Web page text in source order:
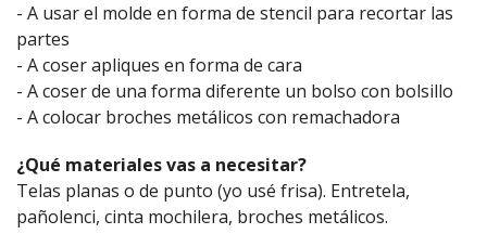
- A usar el molde en forma de stencil para recortar las
partes
- A coser apliques en forma de cara
- A coser de una forma diferente un bolso con bolsillo
- A colocar broches metálicos con remachadora
¿Qué materiales vas a necesitar?
Telas planas o de punto (yo usé frisa). Entretela,
pañolenci, cinta mochilera, broches metálicos.